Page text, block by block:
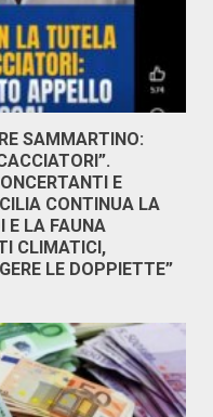
SAMMARTINO:
E
CONTINUA LA
E LA FAUNA
CLIMATICI,
LE DOPPIETTE”